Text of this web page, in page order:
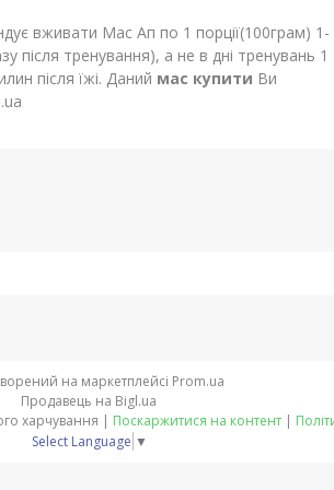
вживати Мас Ап по 1 порції(100грам) 1-
після тренування), а не в дні тренувань 1
після їжі. Даний мас купити Ви
на маркетплейсі Prom.ua
Продавець на Bigl.ua
A-Shock.com.ua - інтернет магазин спортивного харчування | Поскаржитися на контент |
Select Language ▼